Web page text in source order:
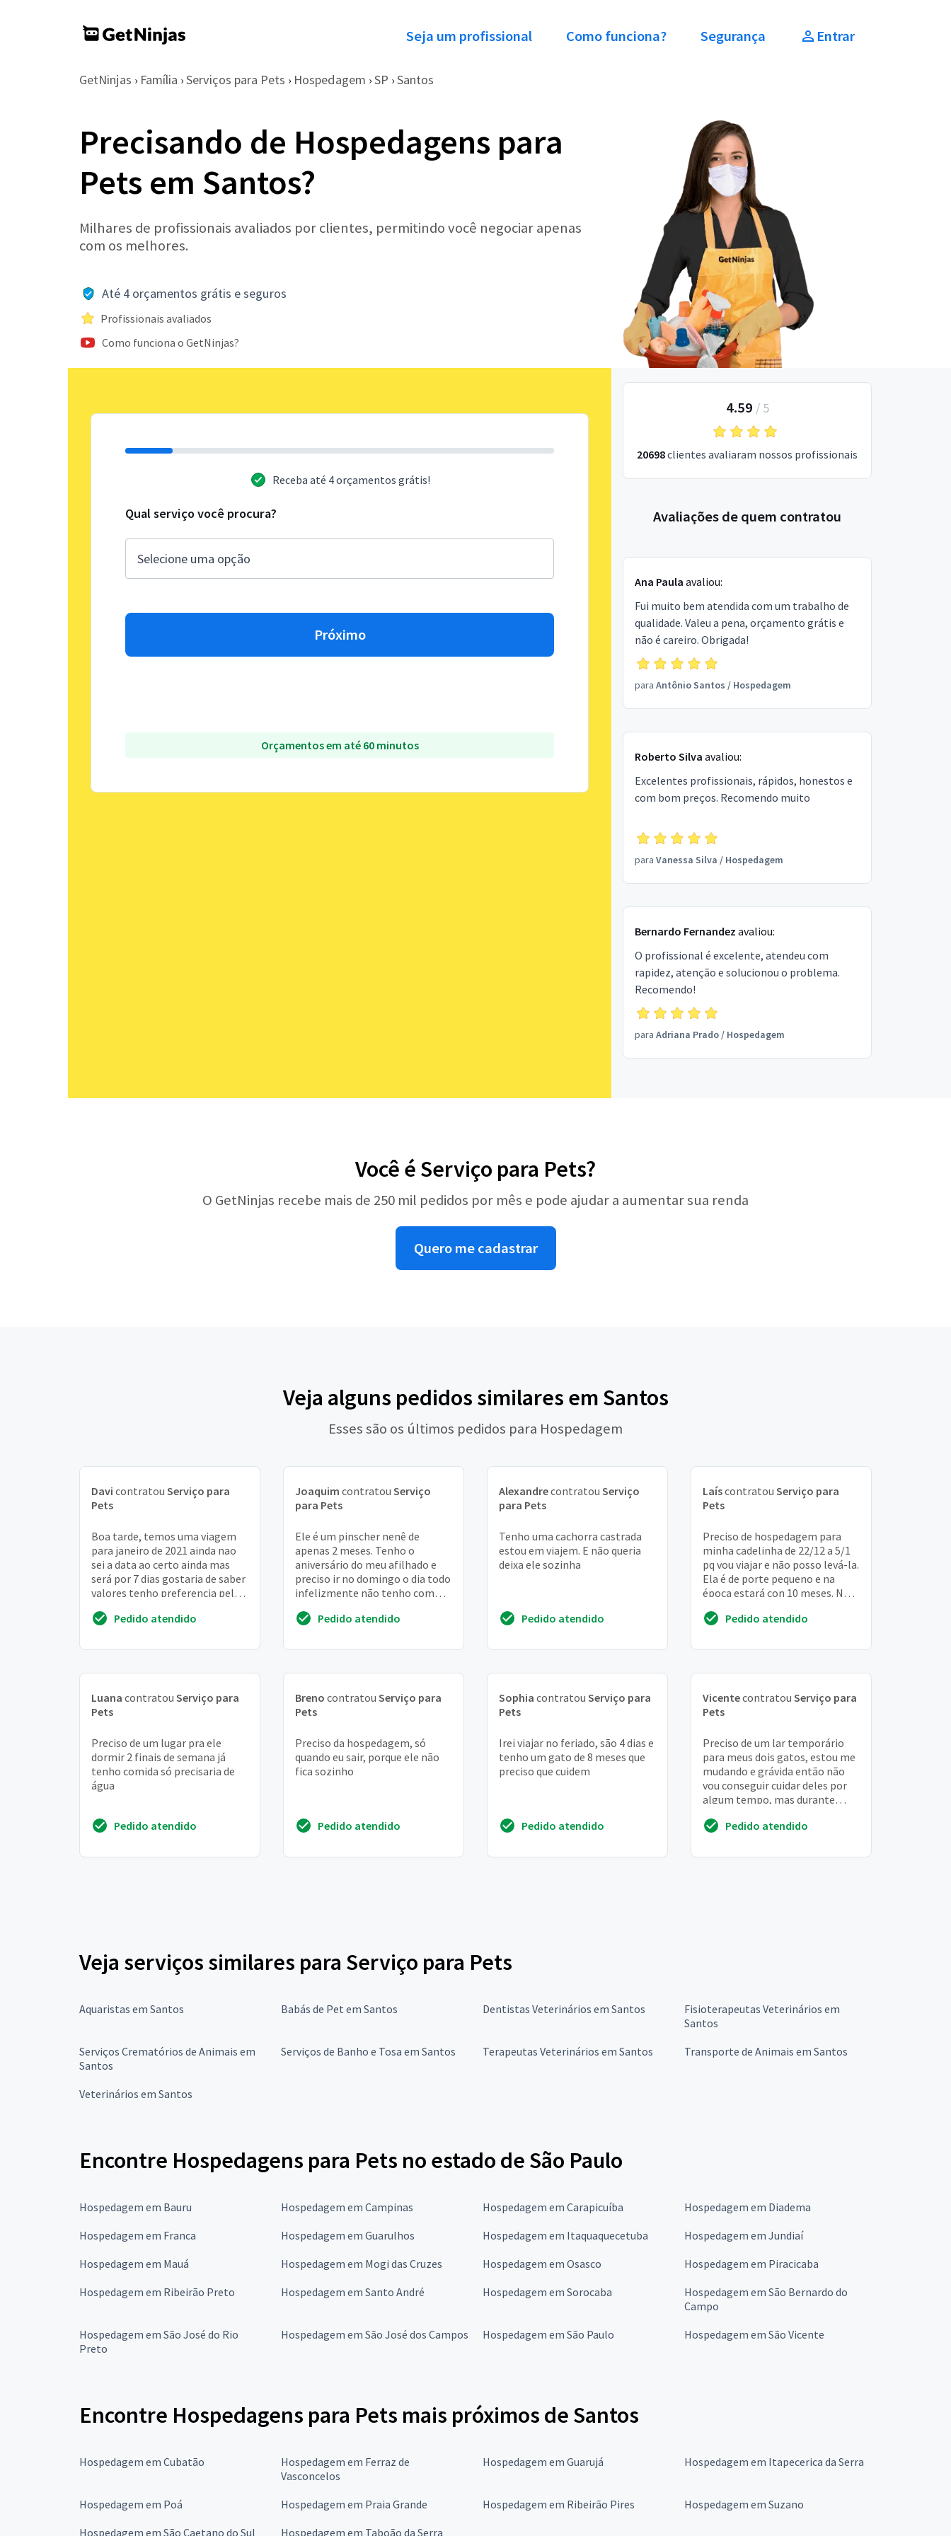
Seja um profissional Como funciona? Segurança Entrar
GetNinjas › Família › Serviços para Pets › Hospedagem › SP › Santos
Precisando de Hospedagens para
Pets em Santos?
Milhares de profissionais avaliados por clientes, permitindo você negociar apenas
com os melhores.
Até 4 orçamentos grátis e seguros
Profissionais avaliados
Como funciona o GetNinjas?
Receba até 4 orçamentos grátis!
Qual serviço você procura?
Próximo
Orçamentos em até 60 minutos
4.59 / 5
20698clientes avaliaram nossos profissionais
Avaliações de quem contratou
Ana Paula avaliou:
Fui muito bem atendida com um trabalho de
qualidade. Valeu a pena, orçamento grátis e
não é careiro. Obrigada!
para Antônio Santos / Hospedagem
Roberto Silva avaliou:
Excelentes profissionais, rápidos, honestos e
com bom preços. Recomendo muito
para Vanessa Silva / Hospedagem
Bernardo Fernandez avaliou:
O profissional é excelente, atendeu com
rapidez, atenção e solucionou o problema.
Recomendo!
para Adriana Prado/ Hospedagem
Você é Serviço para Pets?
O GetNinjas recebe mais de 250 mil pedidos por mês e pode ajudar a aumentar sua renda
Quero me cadastrar
Veja alguns pedidos similares em Santos
Esses são os últimos pedidos para Hospedagem
Davi contratou Serviço para
Pets
Boa tarde, temos uma viagem
para janeiro de 2021 ainda nao
sei a data ao certo ainda mas
será por 7 dias gostaria de saber
valores tenho preferencia pela
-...
Pedido atendido
Joaquim contratou Serviço
para Pets
Ele é um pinscher nenê de
apenas 2 meses. Tenho o
aniversário do meu afilhado e
preciso ir no domingo o dia todo
infelizmente não tenho com
lo elePedido atendido
Alexandrecontratou Serviço
para Pets
Tenho uma cachorra castrada
estou em viajem. E não queria
deixa ele sozinha
Pedido atendido
Laíscontratou Serviço para
Pets
Preciso de hospedagem para
minha cadelinha de 22/12 a 5/1
pq vou viajar e não posso levá-la.
Ela é de porte pequeno e na
época estará con 10 meses. Não
Pedido atendido
Luana contratou Serviço para
Pets
Preciso de um lugar pra ele
dormir 2 finais de semana já
tenho comida só precisaria de
água
Pedido atendido
Breno contratou Serviço para
Pets
Preciso da hospedagem, só
quando eu sair, porque ele não
fica sozinho
Pedido atendido
Sophia contratou Serviço para
Pets
Irei viajar no feriado, são 4 dias e
tenho um gato de 8 meses que
preciso que cuidem
Pedido atendido
Vicentecontratou Serviço para
Pets
Preciso de um lar temporário
para meus dois gatos, estou me
mudando e grávida então não
vou conseguir cuidar deles por
algum tempo, mas durante
arcar com t...
Pedido atendido
Veja serviços similares para Serviço para Pets
Aquaristas em Santos Babás de Pet em Santos Dentistas Veterinários em Santos
Fisioterapeutas Veterinários em
Santos
Serviços Crematórios de Animais em
Santos
Serviços de Banho e Tosa em Santos Terapeutas Veterinários em Santos Transporte de Animais em Santos
Veterinários em Santos
Encontre Hospedagens para Pets no estado de São Paulo
Hospedagem em Bauru Hospedagem em Campinas Hospedagem em Carapicuíba
Hospedagem em Diadema
Hospedagem em Franca
Hospedagem em Guarulhos Hospedagem em Itaquaquecetuba
Hospedagem em Jundiaí
Hospedagem em Mauá
Hospedagem em Mogi das Cruzes Hospedagem em Osasco
Hospedagem em Piracicaba
Hospedagem em Ribeirão Preto
Hospedagem em Santo André Hospedagem em Sorocaba
Hospedagem em São Bernardo do
Campo
Hospedagem em São José do Rio
Preto
Hospedagem em São José dos Campos Hospedagem em São Paulo Hospedagem em São Vicente
Encontre Hospedagens para Pets mais próximos de Santos
Hospedagem em Cubatão
Hospedagem em Ferraz de
Vasconcelos
Hospedagem em Guarujá Hospedagem em Itapecerica da Serra
Hospedagem em Poá Hospedagem em Praia Grande Hospedagem em Ribeirão Pires
Hospedagem em Suzano
Hospedagem em São Caetano do Sul
Hospedagem em Taboão da Serra